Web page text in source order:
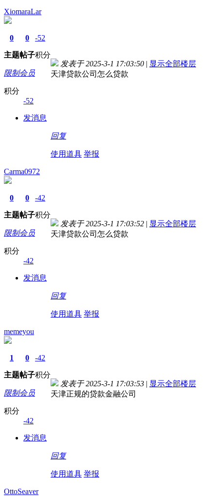
XiomaraLar
0
主题
0
帖子
-52
积分
限制会员
积分
-52
发消息
发表于 2025-3-1 17:03:50 | 显示全部楼层
天津贷款公司怎么贷款
回复
使用道具 举报
Carma0972
0
主题
0
帖子
-42
积分
限制会员
积分
-42
发消息
发表于 2025-3-1 17:03:52 | 显示全部楼层
天津贷款公司怎么贷款
回复
使用道具 举报
memeyou
1
主题
0
帖子
-42
积分
限制会员
积分
-42
发消息
发表于 2025-3-1 17:03:53 | 显示全部楼层
天津正规的贷款金融公司
回复
使用道具 举报
OttoSeaver